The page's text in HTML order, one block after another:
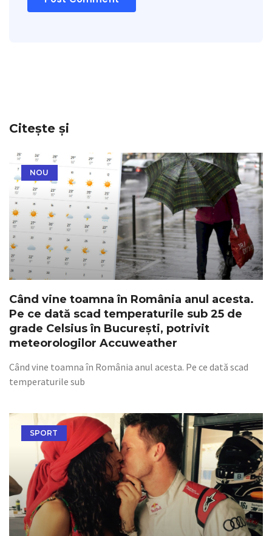
Citește și
NOU
Când vine toamna în România anul acesta.
Pe ce dată scad temperaturile sub 25 de
grade Celsius în București, potrivit
meteorologilor Accuweather
Când vine toamna în România anul acesta. Pe ce dată scad
temperaturile sub
SPORT